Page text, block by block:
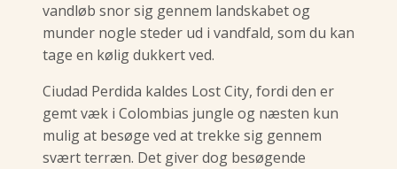
vandløb snor sig gennem landskabet og
munder nogle steder ud i vandfald, som du kan
tage en kølig dukkert ved.
Ciudad Perdida kaldes Lost City, fordi den er
gemt væk i Colombias jungle og næsten kun
mulig at besøge ved at trekke sig gennem
svært terræn. Det giver dog besøgende